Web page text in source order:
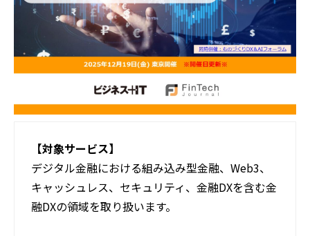
【対象サービス】
デジタル金融における組み込み型金融、Web3、
キャッシュレス、セキュリティ、金融DXを含む金
融DXの領域を取り扱います。